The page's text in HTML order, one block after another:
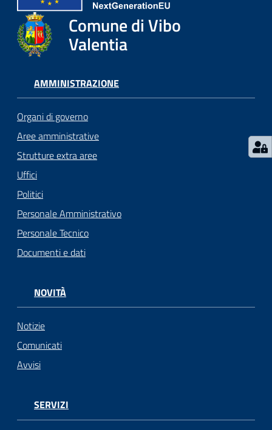
argomenti... Comune di Vibo
Valentia
AMMINISTRAZIONE
Organi di governo
Aree amministrative
Strutture extra aree
Uffici
Politici
Personale Amministrativo
Personale Tecnico
Documenti e dati
NOVITÀ
Notizie
Comunicati
Avvisi
SERVIZI